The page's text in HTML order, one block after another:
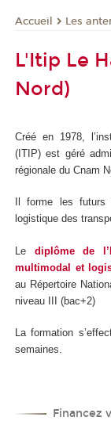
Accueil Les
L'Itip Le
Nord)
Créé en 1978,
(ITIP) est géré
régionale du Cnam
Il forme les
logistique des
Le diplôme de
multimodal et
au Répertoire
niveau III (bac+2)
La formation
semaines.
Financez